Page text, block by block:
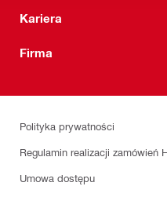
Kariera
Firma
Polityka prywatności
Regulamin realizacji zamówień
Umowa dostępu